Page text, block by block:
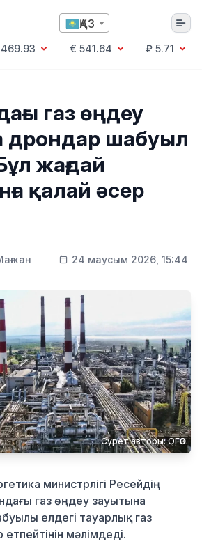
ҚАЗ
€ 541.64
₽ 5.71
газ өңдеу
дрондар шабуыл
жағдай
қалай әсер
24 маусым 2026, 15:44
Сурет авторы: ОГӨЗ
министрлігі Ресейдің
газ өңдеу зауытына
елдегі тауарлық газ
етпейтінін мәлімдеді.